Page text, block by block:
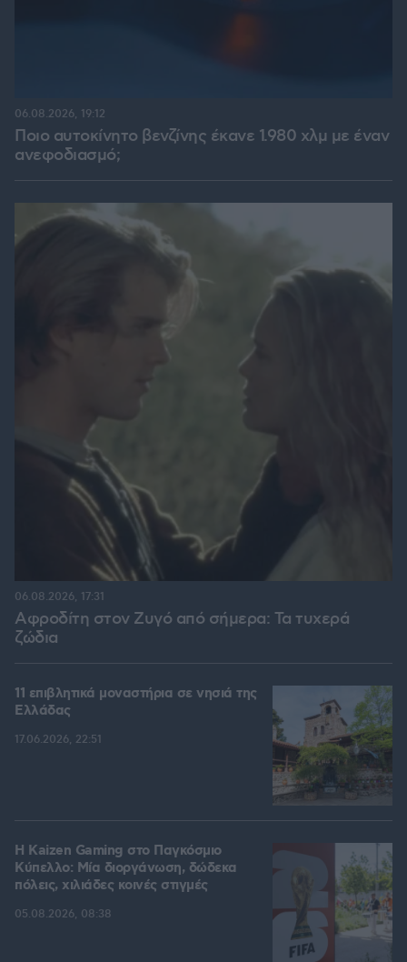
Ποιο αυτοκίνητο βενζίνης έκανε 1.980 χλμ με έναν
ανεφοδιασμό;
06.08.2026, 19:12
Αφροδίτη στον Ζυγό από σήμερα: Τα τυχερά
ζώδια
06.08.2026, 17:31
11 επιβλητικά μοναστήρια σε νησιά της
Ελλάδας
17.06.2026, 22:51
H Kaizen Gaming στο Παγκόσμιο
Kύπελλο: Μία διοργάνωση, δώδεκα
πόλεις, χιλιάδες κοινές στιγμές
05.08.2026, 08:38